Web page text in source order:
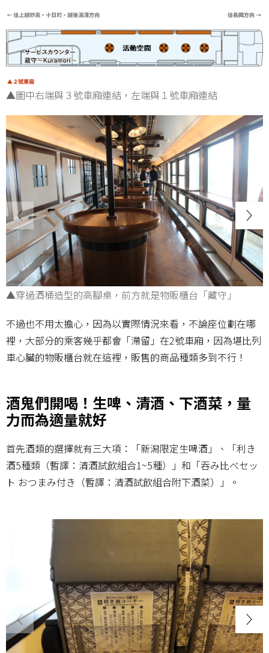
▲圖中右端與３號車廂連結，左端與１號車廂連結
▲穿過酒桶造型的高腳桌，前方就是物販櫃台「藏守」
不過也不用太擔心，因為以實際情況來看，不論座位劃在哪
裡，大部分的乘客幾乎都會「滯留」在2號車廂，因為堪比列
車心臟的物販櫃台就在這裡，販售的商品種類多到不行！
酒鬼們開喝！生啤、清酒、下酒菜，量
力而為適量就好
首先酒類的選擇就有三大項：「新潟限定生啤酒」、「利き
酒5種類（暫譯：清酒試飲組合1~5種）」和「吞み比べセッ
ト おつまみ付き（暫譯：清酒試飲組合附下酒菜）」。